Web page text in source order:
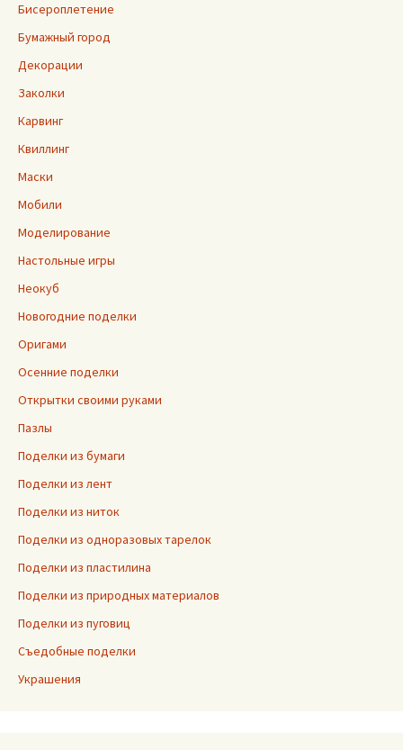
Бисероплетение
Бумажный город
Декорации
Заколки
Карвинг
Квиллинг
Маски
Мобили
Моделирование
Настольные игры
Неокуб
Новогодние поделки
Оригами
Осенние поделки
Открытки своими руками
Пазлы
Поделки из бумаги
Поделки из лент
Поделки из ниток
Поделки из одноразовых тарелок
Поделки из пластилина
Поделки из природных материалов
Поделки из пуговиц
Съедобные поделки
Украшения